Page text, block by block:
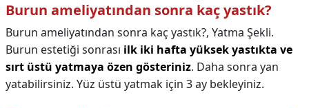
Burun ameliyatından sonra kaç yastık?
Burun ameliyatından sonra kaç yastık?, Yatma Şekli.
Burun estetiği sonrası ilk iki hafta yüksek yastıkta ve
sırt üstü yatmaya özen gösteriniz. Daha sonra yan
yatabilirsiniz. Yüz üstü yatmak için 3 ay bekleyiniz.